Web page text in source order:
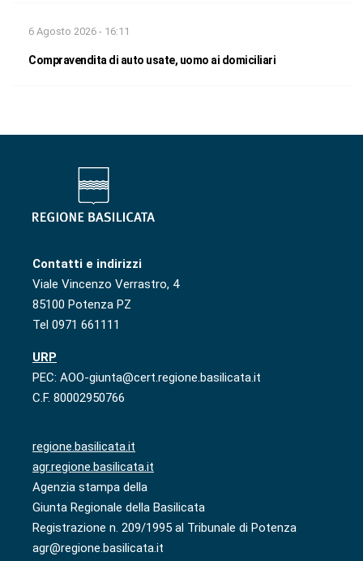
6 Agosto 2026 - 16:11
Compravendita di auto usate, uomo ai domiciliari
Contatti e indirizzi
Viale Vincenzo Verrastro, 4
85100 Potenza PZ
Tel 0971 661111
URP
PEC: AOO-giunta@cert.regione.basilicata.it
C.F. 80002950766
regione.basilicata.it
agr.regione.basilicata.it
Agenzia stampa della
Giunta Regionale della Basilicata
Registrazione n. 209/1995 al Tribunale di Potenza
agr@regione.basilicata.it